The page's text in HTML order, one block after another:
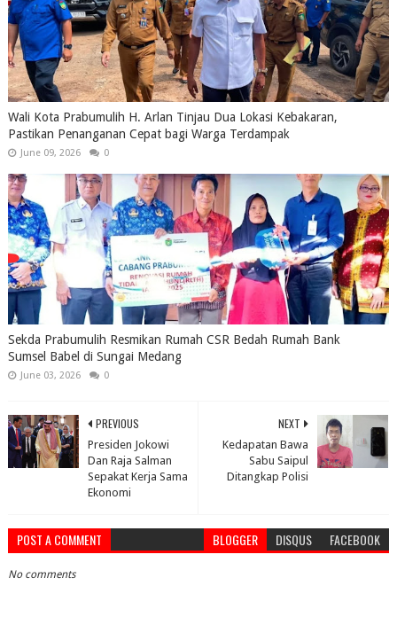
Wali Kota Prabumulih H. Arlan Tinjau Dua Lokasi Kebakaran,
Pastikan Penanganan Cepat bagi Warga Terdampak
June 09, 2026 0
Sekda Prabumulih Resmikan Rumah CSR Bedah Rumah Bank
Sumsel Babel di Sungai Medang
June 03, 2026 0
NEXT
Kedapatan Bawa
Sabu Saipul
Ditangkap Polisi
PREVIOUS
Presiden Jokowi
Dan Raja Salman
Sepakat Kerja Sama
Ekonomi
POST A COMMENT BLOGGER DISQUS FACEBOOK
No comments